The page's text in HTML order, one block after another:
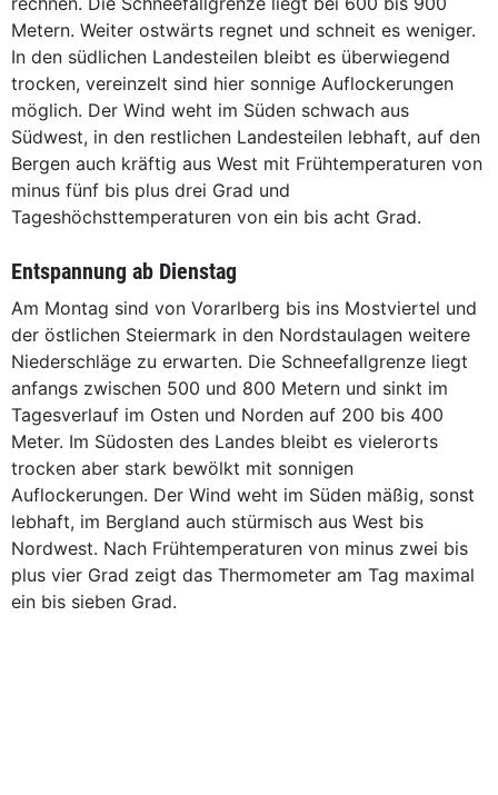
Metern. Weiter ostwärts regnet und schneit es weniger.
In den südlichen Landesteilen bleibt es überwiegend
trocken, vereinzelt sind hier sonnige Auflockerungen
möglich. Der Wind weht im Süden schwach aus
Südwest, in den restlichen Landesteilen lebhaft, auf den
Bergen auch kräftig aus West mit Frühtemperaturen von
minus fünf bis plus drei Grad und
Tageshöchsttemperaturen von ein bis acht Grad.
Entspannung ab Dienstag
Am Montag sind von Vorarlberg bis ins Mostviertel und
der östlichen Steiermark in den Nordstaulagen weitere
Niederschläge zu erwarten. Die Schneefallgrenze liegt
anfangs zwischen 500 und 800 Metern und sinkt im
Tagesverlauf im Osten und Norden auf 200 bis 400
Meter. Im Südosten des Landes bleibt es vielerorts
trocken aber stark bewölkt mit sonnigen
Auflockerungen. Der Wind weht im Süden mäßig, sonst
lebhaft, im Bergland auch stürmisch aus West bis
Nordwest. Nach Frühtemperaturen von minus zwei bis
plus vier Grad zeigt das Thermometer am Tag maximal
ein bis sieben Grad.